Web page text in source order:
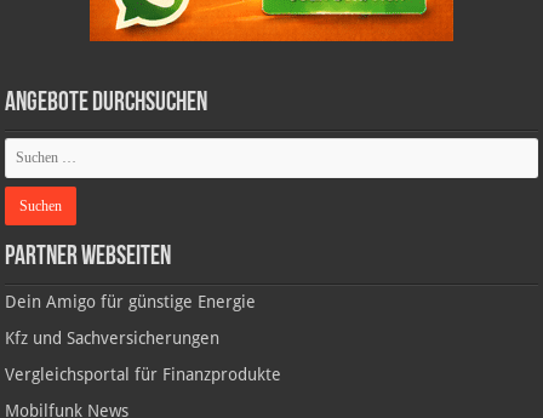
Angebote durchsuchen
Partner Webseiten
Dein Amigo für günstige Energie
Kfz und Sachversicherungen
Vergleichsportal für Finanzprodukte
Mobilfunk News